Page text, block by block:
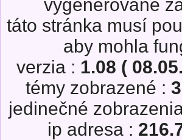
vygenerované
táto stránka musí
aby mohla
verzia : 1.08 (
témy zobrazené :
jedinečné
ip adresa :